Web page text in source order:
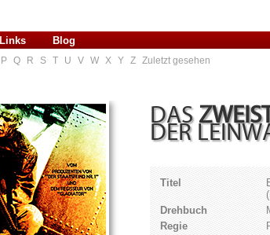
Links Blog
P Q R S T U V W X Y Z Zuletzt gesehen
DAS
DER
Titel
Drehbuch
Regie